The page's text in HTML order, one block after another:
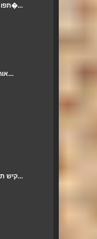
תפוחי אדמה מוקרמים ואפויים בת�...
אורז זעפרן, שקדים מולבנים וחמו...
קיש תרד טבעוני עם טפינה ובצל וגם...